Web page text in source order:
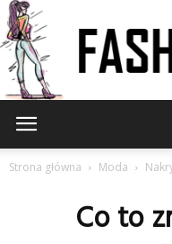
Strona główna Moda
Co to